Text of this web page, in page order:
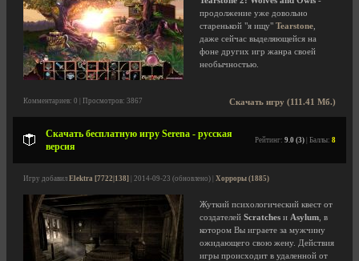
продолжение уже довольно
старенькой "я ищу" Tearstone
даже сейчас выделяющейся на
фоне других игр жанра своей
необычностью.
Скачать игру (111.41 Мб.)
Комментариев: 0 | Просмотров: 3867
Скачать бесплатную игру Serena - русская
версия
Рейтинг: 9.0 (3) | Баллы: 8
Игру добавил Elektra [7722|138] | 2014-09-23 (обновлено) | Хорроры (1885)
Жуткий психологический квест от
создателей Scratches и Asylum , в
котором Вы играете за мужчину
ожидающего свою жену. Действия
игры происходит в удаленной от